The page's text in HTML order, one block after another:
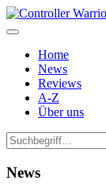
Home
News
Reviews
A-Z
Über uns
News